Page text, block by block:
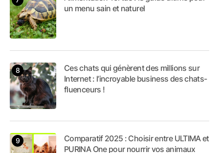
un menu sain et naturel
Ces chats qui génèrent des millions sur
Internet : l’incroyable business des chats-
fluenceurs !
Comparatif 2025 : Choisir entre ULTIMA et
PURINA One pour nourrir vos animaux